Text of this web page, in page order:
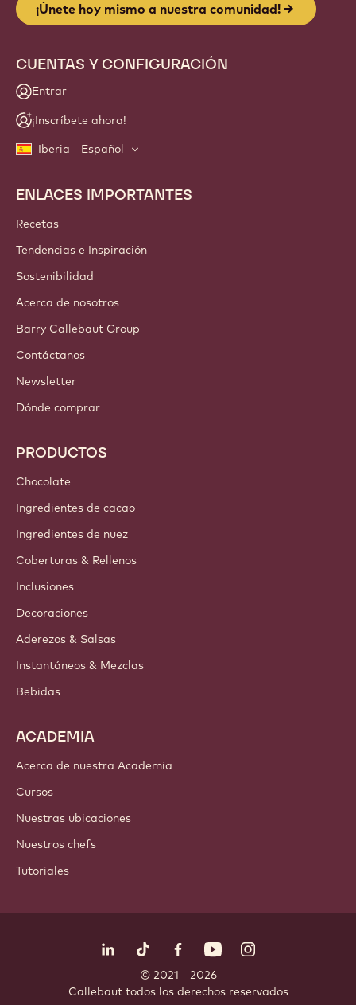
¡Únete hoy mismo a nuestra comunidad!
CUENTAS Y CONFIGURACIÓN
Entrar
¡Inscríbete ahora!
Iberia - Español
Footer
Callebaut
ENLACES IMPORTANTES
Recetas
Tendencias e Inspiración
Sostenibilidad
Acerca de nosotros
Barry Callebaut Group
Contáctanos
Newsletter
Dónde comprar
PRODUCTOS
Chocolate
Ingredientes de cacao
Ingredientes de nuez
Coberturas & Rellenos
Inclusiones
Decoraciones
Aderezos & Salsas
Instantáneos & Mezclas
Bebidas
ACADEMIA
Acerca de nuestra Academia
Cursos
Nuestras ubicaciones
Nuestros chefs
Tutoriales
LinkedIn Opens in a new window.
TikTok Opens in a new window.
Facebook Opens in a new
YouTubeInstagram
© 2021 - 2026
Callebaut. todos los derechos reservados